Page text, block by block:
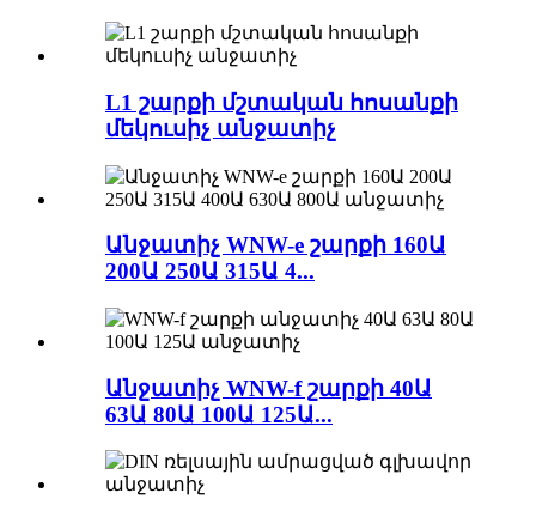
L1 շարքի մշտական ​​հոսանքի
մեկուսիչ անջատիչ
Անջատիչ WNW-e շարքի 160Ա
200Ա 250Ա 315Ա 4...
Անջատիչ WNW-f շարքի 40Ա
63Ա 80Ա 100Ա 125Ա...